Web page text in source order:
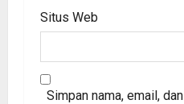
Situs Web
Simpan nama, email, dan